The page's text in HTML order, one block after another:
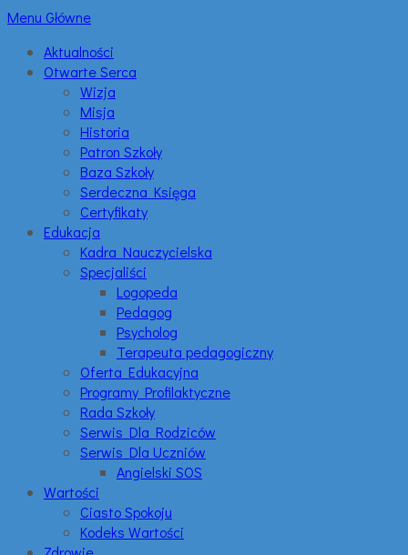
Menu Główne
Aktualności
Otwarte Serca
Wizja
Misja
Historia
Patron Szkoły
Baza Szkoły
Serdeczna Księga
Certyfikaty
Edukacja
Kadra Nauczycielska
Specjaliści
Logopeda
Pedagog
Psycholog
Terapeuta pedagogiczny
Oferta Edukacyjna
Programy Profilaktyczne
Rada Szkoły
Serwis Dla Rodziców
Serwis Dla Uczniów
Angielski SOS
Wartości
Ciasto Spokoju
Kodeks Wartości